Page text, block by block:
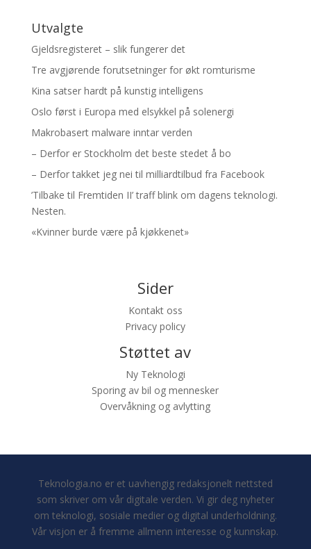
Utvalgte
Gjeldsregisteret – slik fungerer det
Tre avgjørende forutsetninger for økt romturisme
Kina satser hardt på kunstig intelligens
Oslo først i Europa med elsykkel på solenergi
Makrobasert malware inntar verden
– Derfor er Stockholm det beste stedet å bo
– Derfor takket jeg nei til milliardtilbud fra Facebook
’Tilbake til Fremtiden II’ traff blink om dagens teknologi.
Nesten.
«Kvinner burde være på kjøkkenet»
Sider
Kontakt oss
Privacy policy
Støttet av
Ny Teknologi
Sporing av bil og mennesker
Overvåkning og avlytting
Teknologia.no er et uavhengig redaksjonelt nettsted
som skriver om vår digitale verden. Vi gir deg nyheter
om teknologi, sosiale medier og digital underholdning.
Vår visjon er å fremme allmenn interesse og kunnskap.